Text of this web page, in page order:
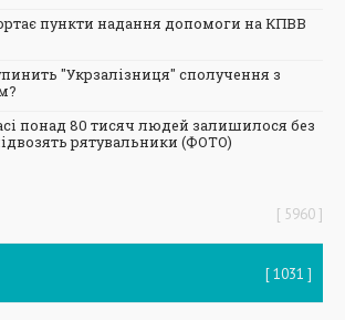
пункти надання допомоги на КПВВ
"Укрзалізниця" сполучення з
понад 80 тисяч людей залишилося без
рятувальники (ФОТО)
5960
1031